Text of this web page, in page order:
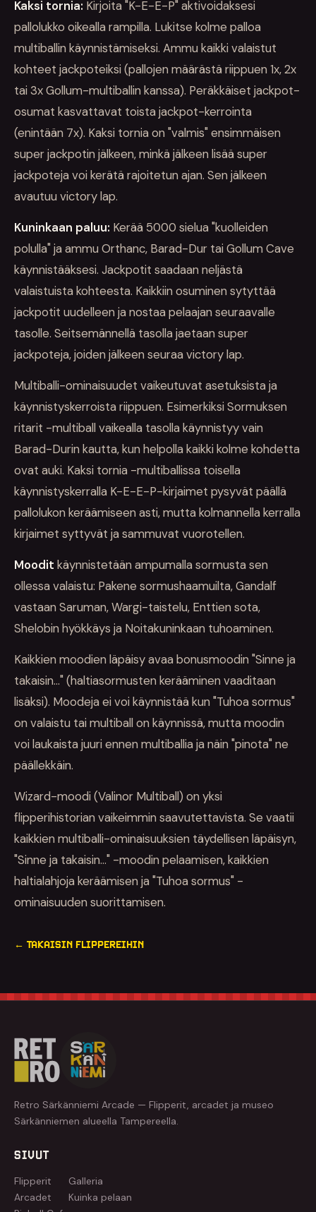
Kaksi tornia: Kirjoita "K-E-E-P" aktivoidaksesi
pallolukko oikealla rampilla. Lukitse kolme palloa
multiballin käynnistämiseksi. Ammu kaikki valaistut
kohteet jackpoteiksi (pallojen määrästä riippuen 1x, 2x
tai 3x Gollum-multiballin kanssa). Peräkkäiset jackpot-
osumat kasvattavat toista jackpot-kerrointa
(enintään 7x). Kaksi tornia on "valmis" ensimmäisen
super jackpotin jälkeen, minkä jälkeen lisää super
jackpoteja voi kerätä rajoitetun ajan. Sen jälkeen
avautuu victory lap.
Kuninkaan paluu: Kerää 5000 sielua "kuolleiden
polulla" ja ammu Orthanc, Barad-Dur tai Gollum Cave
käynnistääksesi. Jackpotit saadaan neljästä
valaistuista kohteesta. Kaikkiin osuminen sytyttää
jackpotit uudelleen ja nostaa pelaajan seuraavalle
tasolle. Seitsemännellä tasolla jaetaan super
jackpoteja, joiden jälkeen seuraa victory lap.
Multiballi-ominaisuudet vaikeutuvat asetuksista ja
käynnistyskerroista riippuen. Esimerkiksi Sormuksen
ritarit -multiball vaikealla tasolla käynnistyy vain
Barad-Durin kautta, kun helpolla kaikki kolme kohdetta
ovat auki. Kaksi tornia -multiballissa toisella
käynnistyskerralla K-E-E-P-kirjaimet pysyvät päällä
pallolukon keräämiseen asti, mutta kolmannella kerralla
kirjaimet syttyvät ja sammuvat vuorotellen.
Moodit käynnistetään ampumalla sormusta sen
ollessa valaistu: Pakene sormushaamuilta, Gandalf
vastaan Saruman, Wargi-taistelu, Enttien sota,
Shelobin hyökkäys ja Noitakuninkaan tuhoaminen.
Kaikkien moodien läpäisy avaa bonusmoodin "Sinne ja
takaisin..." (haltiasormusten kerääminen vaaditaan
lisäksi). Moodeja ei voi käynnistää kun "Tuhoa sormus"
on valaistu tai multiball on käynnissä, mutta moodin
voi laukaista juuri ennen multiballia ja näin "pinota" ne
päällekkäin.
Wizard-moodi (Valinor Multiball) on yksi
flipperihistorian vaikeimmin saavutettavista. Se vaatii
kaikkien multiballi-ominaisuuksien täydellisen läpäisyn,
"Sinne ja takaisin..." -moodin pelaamisen, kaikkien
haltialahjoja keräämisen ja "Tuhoa sormus" -
ominaisuuden suorittamisen.
← TAKAISIN FLIPPEREIHIN
Retro Särkänniemi Arcade — Flipperit, arcadet ja museo
Särkänniemen alueella Tampereella.
SIVUT
Flipperit
Arcadet
Galleria
Kuinka pelaan